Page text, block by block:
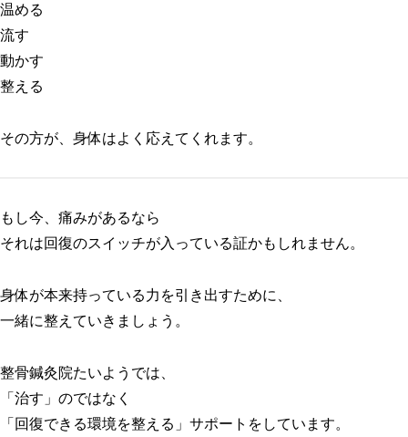
温める
流す
動かす
整える
その方が、身体はよく応えてくれます。
もし今、痛みがあるなら
それは回復のスイッチが入っている証かもしれません。
身体が本来持っている力を引き出すために、
一緒に整えていきましょう。
整骨鍼灸院たいようでは、
「治す」のではなく
「回復できる環境を整える」サポートをしています。